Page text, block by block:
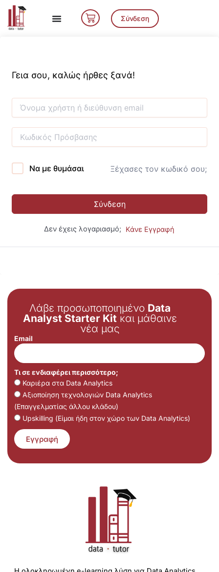
Μετάβαση
περιεχόμενο
Cart Σύνδεση
Γεια σου, καλώς ήρθες ξανά!
Να με θυμάσαι Ξέχασες τον κωδικό σου;
Σύνδεση
Δεν έχεις λογαριασμό; Κάνε Εγγραφή
Λάβε προσωποποιημένο Data
Analyst Starter Kit και μάθαινε
νέα μας
Email
Τι σε ενδιαφέρει περισσότερο;
Καριέρα στα Data Analytics
Αξιοποίηση τεχνολογιών Data Analytics
(Επαγγελματίας άλλου κλάδου)
Upskilling (Είμαι ήδη στον χώρο των Data Analytics)
Εγγραφή